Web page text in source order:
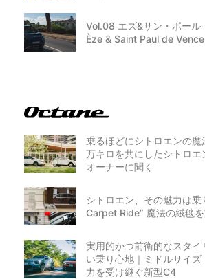
Vol.08 エズ&サン・ポール
Èze & Saint Paul de
乗るほどにシトロエンの
万キロを共にしたシトロ
オーナーに聞く
シトロエン、その魅力は
Carpet Ride” 魔法の絨毯
実用的かつ前衛的なスタイ
い乗り心地｜ミドルサイ
力を受け継ぐ新型C4